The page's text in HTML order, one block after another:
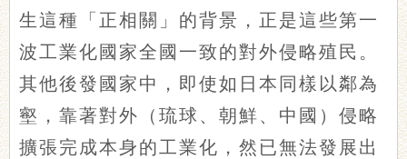
生這種「正相關」的背景，正是這些第一
波工業化國家全國一致的對外侵略殖民。
其他後發國家中，即使如日本同樣以鄰為
壑，靠著對外（琉球、朝鮮、中國）侵略
擴張完成本身的工業化，然已無法發展出